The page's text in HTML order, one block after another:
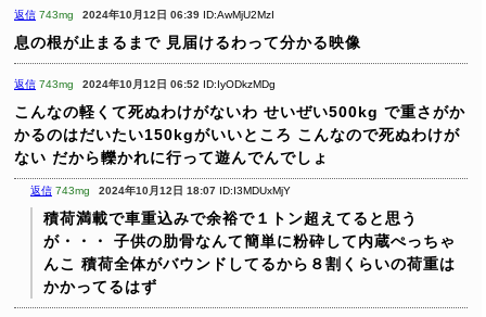
返信 743mg 2024年10月12日 06:39 ID:AwMjU2MzI
息の根が止まるまで 見届けるわって分かる映像
返信 743mg 2024年10月12日 06:52 ID:IyODkzMDg
こんなの軽くて死ぬわけがないわ せいぜい500kg で重さがか
かるのはだいたい150kgがいいところ こんなので死ぬわけが
ない だから轢かれに行って遊んでんでしょ
返信 743mg 2024年10月12日 18:07 ID:I3MDUxMjY
積荷満載で車重込みで余裕で１トン超えてると思う
が・・・
子供の肋骨なんて簡単に粉砕して内蔵ぺっちゃ
んこ 積荷全体がバウンドしてるから８割くらいの荷重は
かかってるはず